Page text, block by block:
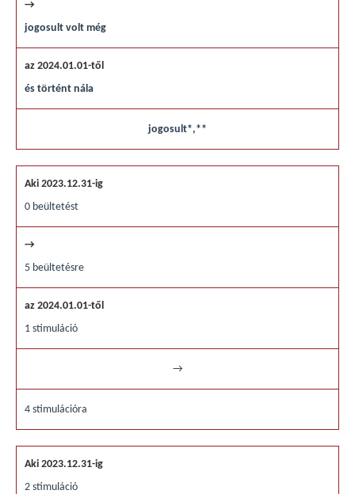
jogosult volt még
és történt nála
jogosult*,**
0 beültetést
5 beültetésre
1 stimuláció
→
4 stimulációra
2 stimuláció